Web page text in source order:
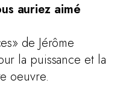
auriez aimé
de Jérôme
la puissance et la
oeuvre.